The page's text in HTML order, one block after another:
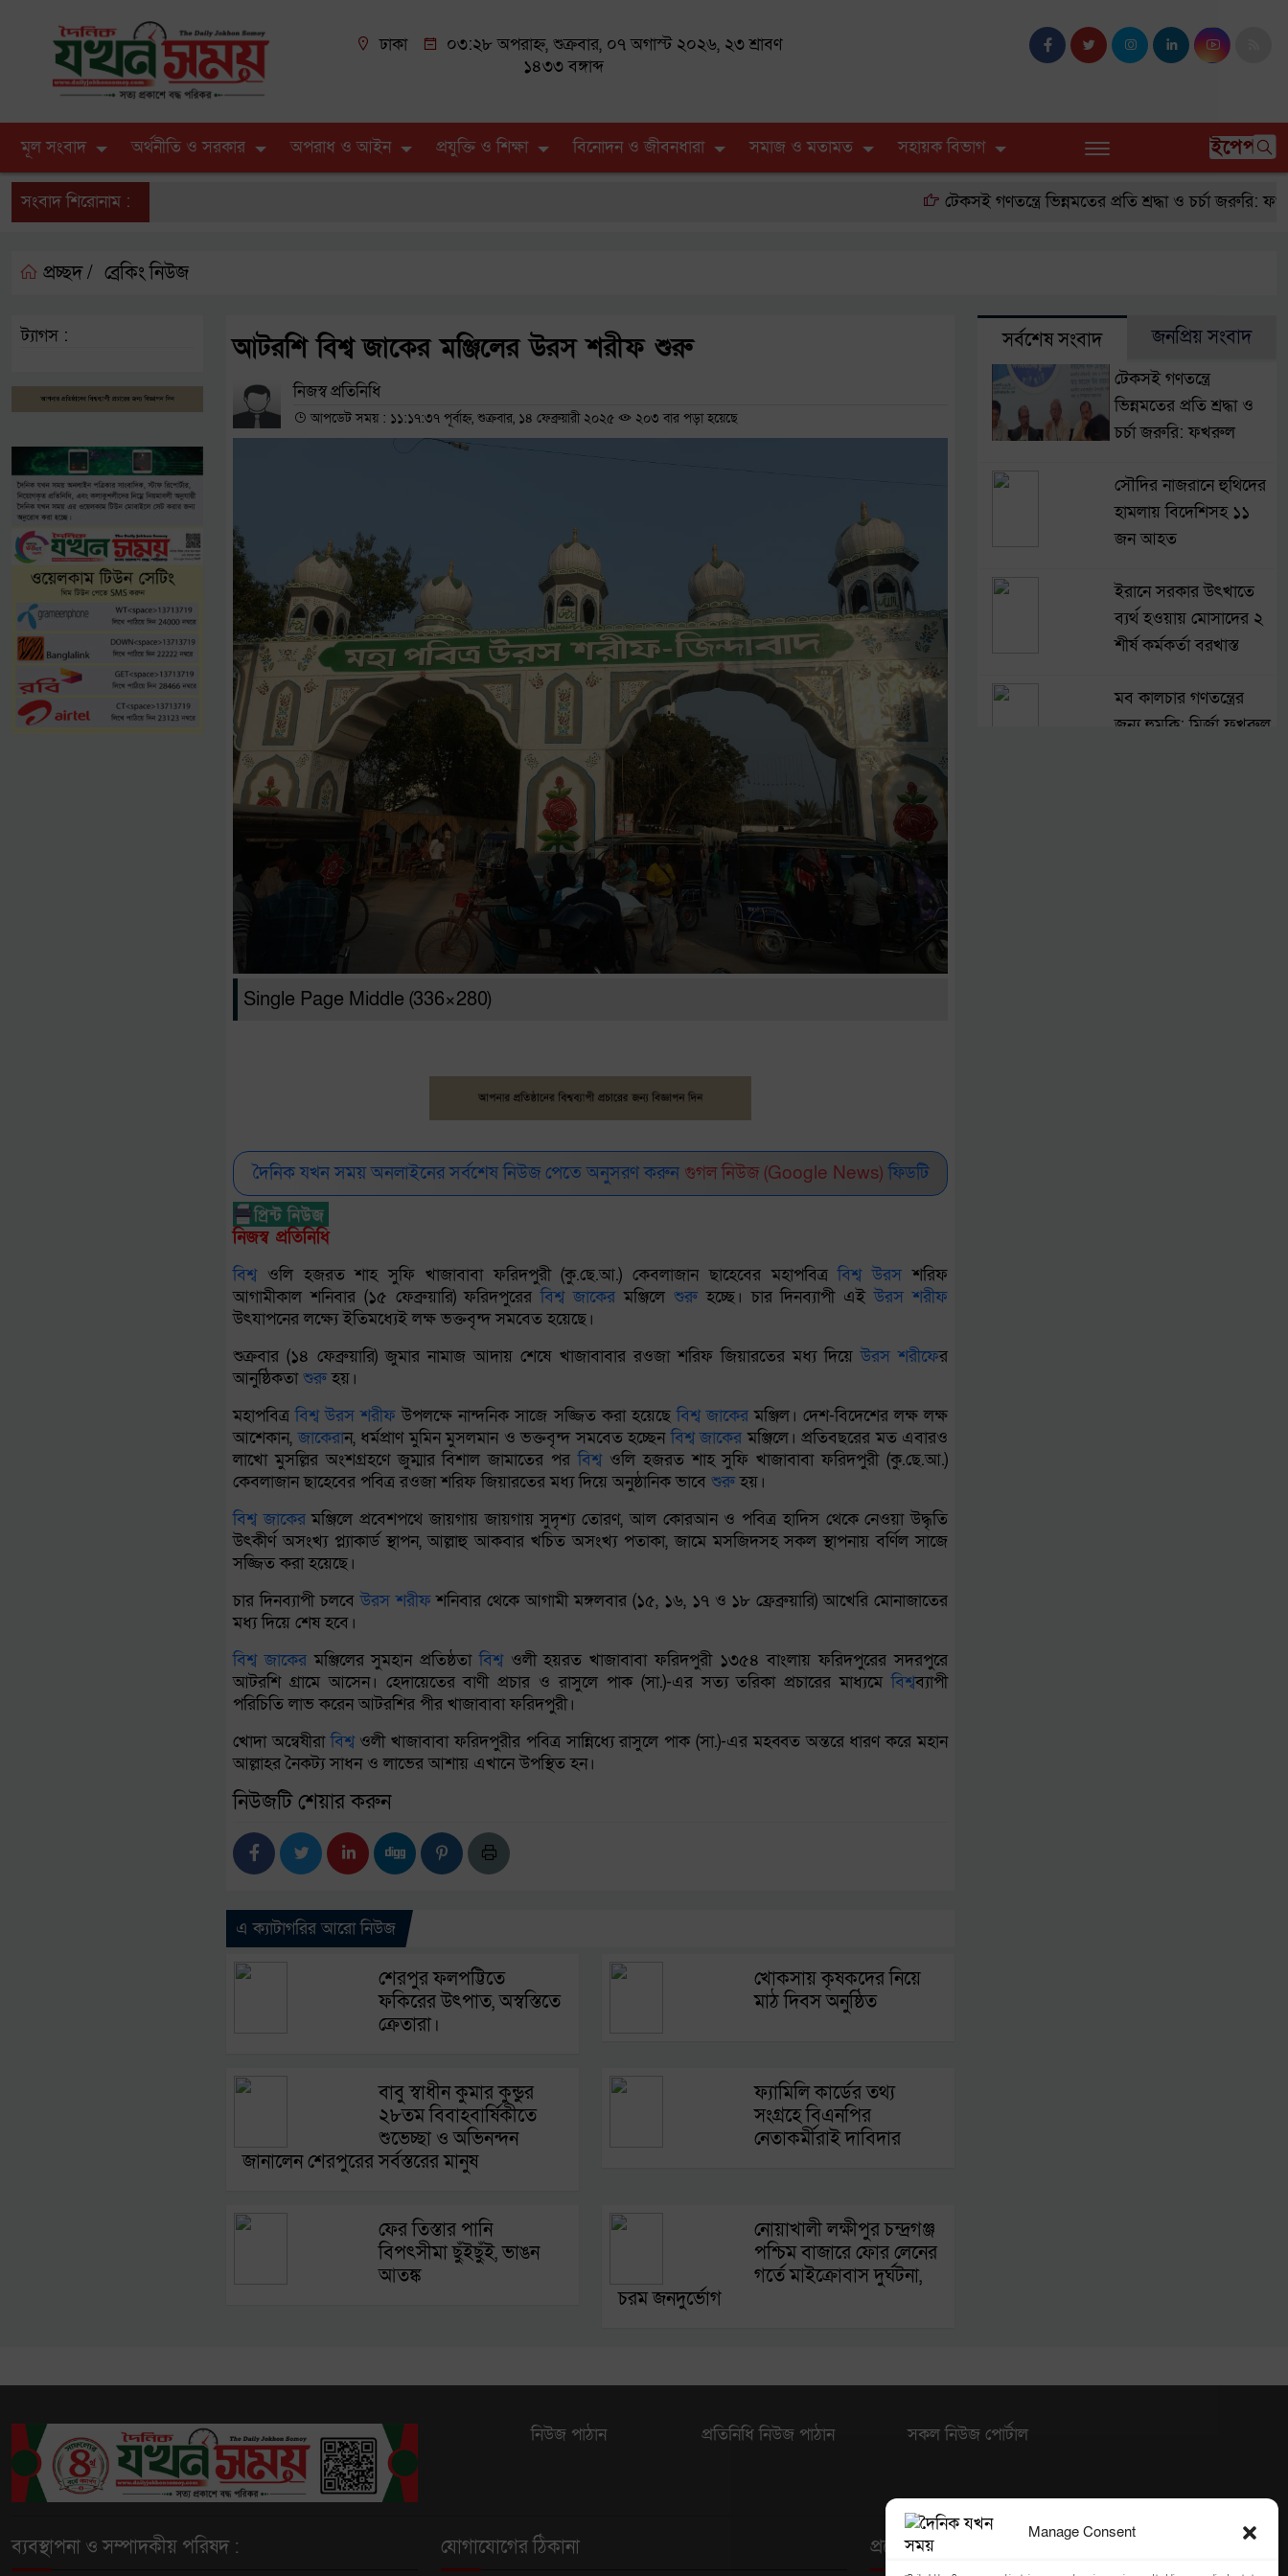
Manage Consent
ঢাকা
০৩:২৮ অপরাহ্ন, শুক্রবার, ০৭ অগাস্ট ২০২৬, ২৩ শ্রাবণ
১৪৩৩ বঙ্গাব্দ
মূল সংবাদ অর্থনীতি ও সরকার অপরাধ ও আইন প্রযুক্তি ও শিক্ষা বিনোদন ও জীবনধারা সমাজ ও মতামত সহায়ক বিভাগ ইপেপার
সংবাদ শিরোনাম : টেকসই গণতন্ত্রে ভিন্নমতের প্রতি শ্রদ্ধা ও চর্চা জরুরি: ফখরুল
প্রচ্ছদ / ব্রেকিং নিউজ
আটরশি বিশ্ব জাকের মঞ্জিলের উরস শরীফ শুরু
নিজস্ব প্রতিনিধি
আপডেট সময় : ১১:১৭:৩৭ পূর্বাহ্ন, শুক্রবার, ১৪ ফেব্রুয়ারী ২০২৫ ২০৩ বার পড়া হয়েছে
Single Page Middle (336×280)
দৈনিক যখন সময় অনলাইনের সর্বশেষ নিউজ পেতে অনুসরণ করুন গুগল নিউজ (Google News) ফিডটি
নিজস্ব প্রতিনিধি
বিশ্বওলি হজরত শাহ সুফি খাজাবাবা ফরিদপুরী (কু.ছে.আ.) কেবলাজান ছাহেবের মহাপবিত্রবিশ্ব উরস শরিফ
আগামীকাল শনিবার (১৫ ফেব্রুয়ারি) ফরিদপুরেরবিশ্ব জাকের মঞ্জিলে শুরুহচ্ছে। চার দিনব্যাপী এইউরস শরীফ
উৎযাপনের লক্ষ্যে ইতিমধ্যেই লক্ষ ভক্তবৃন্দ সমবেত হয়েছে।
শুক্রবার (১৪ ফেব্রুয়ারি) জুমার নামাজ আদায় শেষে খাজাবাবার রওজা শরিফ জিয়ারতের মধ্য দিয়েউরস শরীফের
আনুষ্ঠিকতাশুরুহয়।
মহাপবিত্রবিশ্ব উরস শরীফ উপলক্ষে নান্দনিক সাজে সজ্জিত করা হয়েছেবিশ্ব জাকেরমঞ্জিল। দেশ-বিদেশের লক্ষ লক্ষ
আশেকান,জাকেরান, ধর্মপ্রাণ মুমিন মুসলমান ও ভক্তবৃন্দ সমবেত হচ্ছেনবিশ্ব জাকের মঞ্জিলে। প্রতিবছরের মত এবারও
লাখো মুসল্লির অংশগ্রহণে জুম্মার বিশাল জামাতের পরবিশ্বওলি হজরত শাহ সুফি খাজাবাবা ফরিদপুরী (কু.ছে.আ.)
কেবলাজান ছাহেবের পবিত্র রওজা শরিফ জিয়ারতের মধ্য দিয়ে অনুষ্ঠানিক ভাবে শুরুহয়।
বিশ্ব জাকেরমঞ্জিলে প্রবেশপথে জায়গায় জায়গায় সুদৃশ্য তোরণ, আল কোরআন ও পবিত্র হাদিস থেকে নেওয়া উদ্ধৃতি
উৎকীর্ণ অসংখ্য প্ল্যাকার্ড স্থাপন, আল্লাহু আকবার খচিত অসংখ্য পতাকা, জামে মসজিদসহ সকল স্থাপনায় বর্ণিল সাজে
সজ্জিত করা হয়েছে।
চার দিনব্যাপী চলবেউরস শরীফশনিবার থেকে আগামী মঙ্গলবার (১৫, ১৬, ১৭ ও ১৮ ফ্রেব্রুয়ারি) আখেরি মোনাজাতের
মধ্য দিয়ে শেষ হবে।
বিশ্ব জাকেরমঞ্জিলের সুমহান প্রতিষ্ঠতাবিশ্বওলী হয়রত খাজাবাবা ফরিদপুরী ১৩৫৪ বাংলায় ফরিদপুরের সদরপুরে
আটরশি গ্রামে আসেন। হেদায়েতের বাণী প্রচার ও রাসুলে পাক (সা.)-এর সত্য তরিকা প্রচারের মাধ্যমেবিশ্বব্যাপী
পরিচিতি লাভ করেন আটরশির পীর খাজাবাবা ফরিদপুরী।
খোদা অন্বেষীরাবিশ্বওলী খাজাবাবা ফরিদপুরীর পবিত্র সান্নিধ্যে রাসুলে পাক (সা.)-এর মহব্বত অন্তরে ধারণ করে মহান
আল্লাহর নৈকট্য সাধন ও লাভের আশায় এখানে উপস্থিত হন।
নিউজটি শেয়ার করুন
এ ক্যাটাগরির আরো নিউজ
শেরপুর ফলপট্টিতে
ফকিরের উৎপাত, অস্বস্তিতে
ক্রেতারা।
খোকসায় কৃষকদের নিয়ে
মাঠ দিবস অনুষ্ঠিত
বাবু স্বাধীন কুমার কুন্ডুর
২৮তম বিবাহবার্ষিকীতে
শুভেচ্ছা ও অভিনন্দন
জানালেন শেরপুরের সর্বস্তরের মানুষ
ফ্যামিলি কার্ডের তথ্য
সংগ্রহে বিএনপির
নেতাকর্মীরাই দাবিদার
ফের তিস্তার পানি
বিপৎসীমা ছুঁইছুঁই, ভাঙন
আতঙ্ক
নোয়াখালী লক্ষীপুর চন্দ্রগঞ্জ
পশ্চিম বাজারে ফোর লেনের
গর্তে মাইক্রোবাস দুর্ঘটনা,
চরম জনদুর্ভোগ
ট্যাগস : সর্বশেষ সংবাদ জনপ্রিয় সংবাদ
টেকসই গণতন্ত্রে
ভিন্নমতের প্রতি শ্রদ্ধা ও
চর্চা জরুরি: ফখরুল
সৌদির নাজরানে হুথিদের
হামলায় বিদেশিসহ ১১
জন আহত
ইরানে সরকার উৎখাতে
ব্যর্থ হওয়ায় মোসাদের ২
শীর্ষ কর্মকর্তা বরখাস্ত
মব কালচার গণতন্ত্রের
জন্য হুমকি: মির্জা ফখরুল
নিউজ পাঠান প্রতিনিধি নিউজ পাঠান সকল নিউজ পোর্টাল
ব্যবস্থাপনা ও সম্পাদকীয় পরিষদ : যোগাযোগের ঠিকানা প্রয়োজনীয় লিঙ্ক